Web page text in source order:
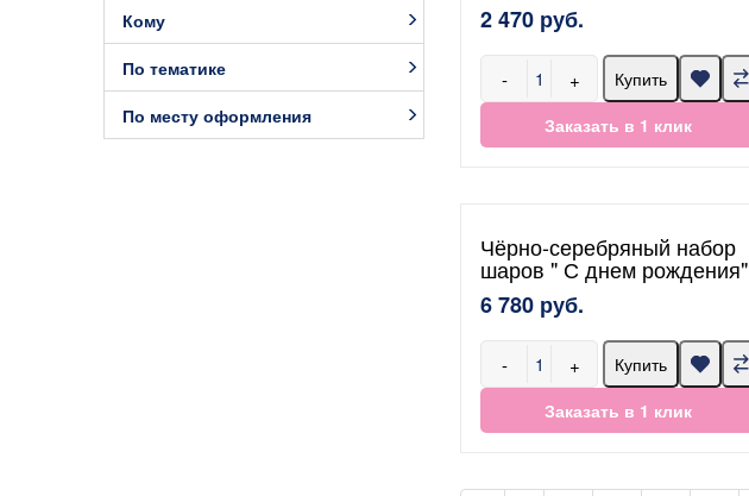
Кому
По тематике
По месту оформления
2 470 руб.
- +
Купить
Заказать в 1 клик
Чёрно-серебряный набор
шаров " С днем рождения"
6 780 руб.
- +
Купить
Заказать в 1 клик